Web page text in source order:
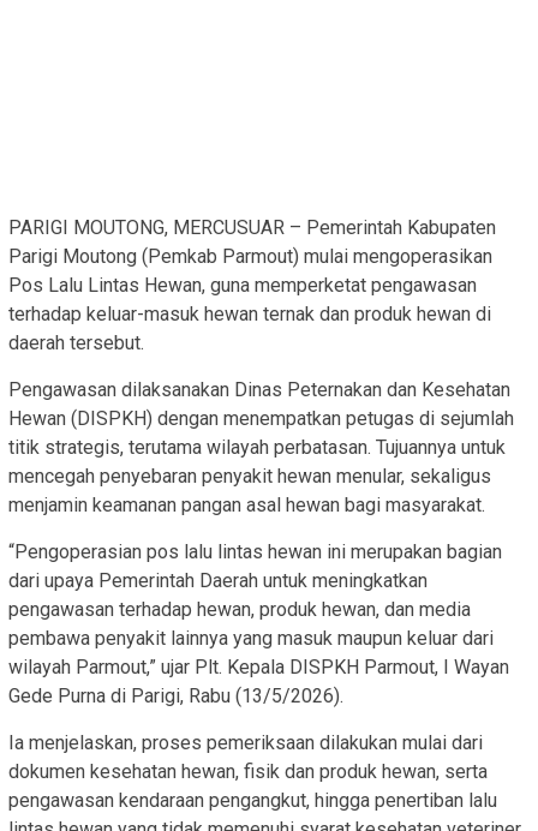
PARIGI MOUTONG, MERCUSUAR – Pemerintah Kabupaten
Parigi Moutong (Pemkab Parmout) mulai mengoperasikan
Pos Lalu Lintas Hewan, guna memperketat pengawasan
terhadap keluar-masuk hewan ternak dan produk hewan di
daerah tersebut.
Pengawasan dilaksanakan Dinas Peternakan dan Kesehatan
Hewan (DISPKH) dengan menempatkan petugas di sejumlah
titik strategis, terutama wilayah perbatasan. Tujuannya untuk
mencegah penyebaran penyakit hewan menular, sekaligus
menjamin keamanan pangan asal hewan bagi masyarakat.
“Pengoperasian pos lalu lintas hewan ini merupakan bagian
dari upaya Pemerintah Daerah untuk meningkatkan
pengawasan terhadap hewan, produk hewan, dan media
pembawa penyakit lainnya yang masuk maupun keluar dari
wilayah Parmout,” ujar Plt. Kepala DISPKH Parmout, I Wayan
Gede Purna di Parigi, Rabu (13/5/2026).
Ia menjelaskan, proses pemeriksaan dilakukan mulai dari
dokumen kesehatan hewan, fisik dan produk hewan, serta
pengawasan kendaraan pengangkut, hingga penertiban lalu